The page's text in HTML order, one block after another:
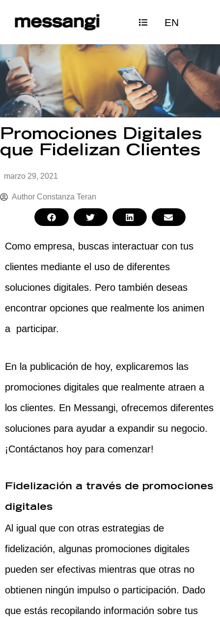
EN
Promociones Digitales
que Fidelizan Clientes
marzo 29, 2021
Author Constanza Teran
Como empresa, buscas interactuar con tus
clientes mediante el uso de diferentes
soluciones digitales. Pero también deseas
encontrar opciones que realmente los animen
a participar.
En la publicación de hoy, explicaremos las
promociones digitales que realmente atraen a
los clientes. En Messangi, ofrecemos diferentes
soluciones para ayudar a expandir su negocio.
¡Contáctanos hoy para comenzar!
Fidelización a través de promociones
digitales
Al igual que con otras estrategias de
fidelización, algunas promociones digitales
pueden ser efectivas mientras que otras no
obtienen ningún impulso o participación. Dado
que estás recopilando información sobre tus